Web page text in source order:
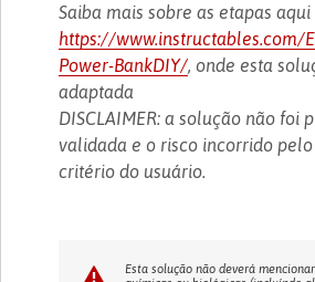
Saiba mais sobre as etapas aqui
https://www.instructables.com/
Power-BankDIY/, onde esta
adaptada
DISCLAIMER: a solução não foi
validada e o risco incorrido pelo
critério do usuário.
Esta solução não deverá